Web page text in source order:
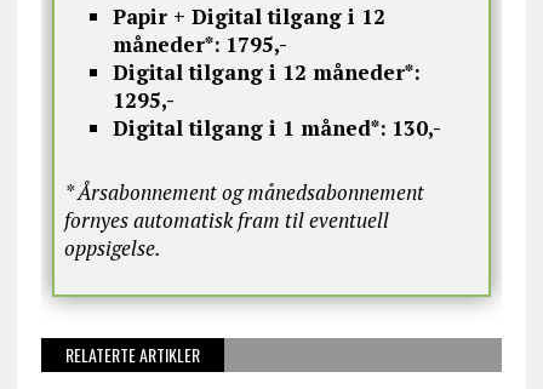
Papir + Digital tilgang i 12
måneder*: 1795,-
Digital tilgang i 12 måneder*:
1295,-
Digital tilgang i 1 måned*: 130,-
* Årsabonnement og månedsabonnement
fornyes automatisk fram til eventuell
oppsigelse.
RELATERTE ARTIKLER